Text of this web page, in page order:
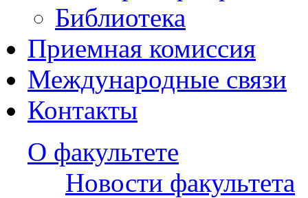
Библиотека
Приемная комиссия
Международные связи
Контакты
О факультете
Новости факультета